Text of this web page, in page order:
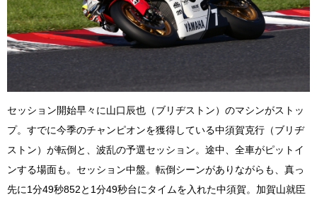
セッション開始早々に山口辰也（ブリヂストン）のマシンがストッ
プ。すでに今季のチャンピオンを獲得している中須賀克行（ブリヂ
ストン）が転倒と、波乱の予選セッション。途中、全車がピットイ
ンする場面も。セッション中盤。転倒シーンがありながらも、真っ
先に1分49秒852と1分49秒台にタイムを入れた中須賀。加賀山就臣